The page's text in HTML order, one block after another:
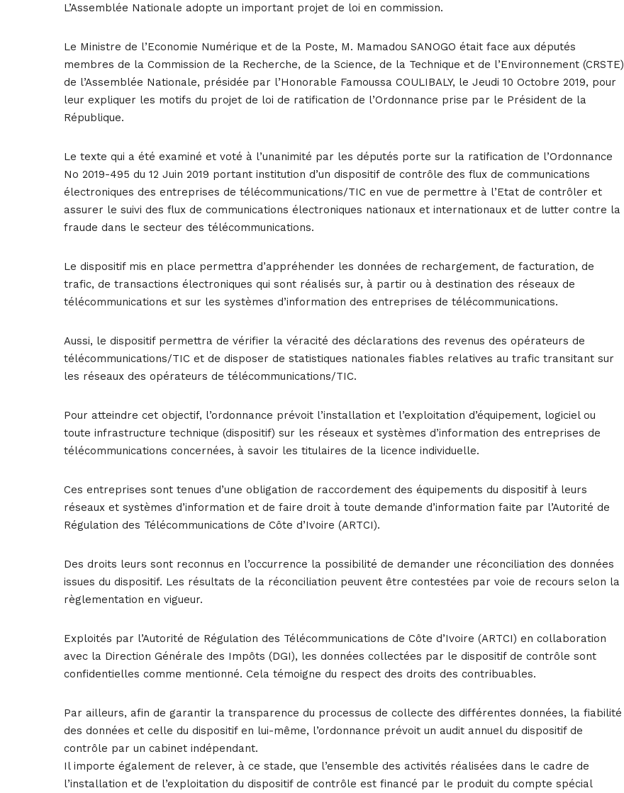
L’Assemblée Nationale adopte un important projet de loi en commission.
Le Ministre de l’Economie Numérique et de la Poste, M. Mamadou SANOGO était face aux députés
membres de la Commission de la Recherche, de la Science, de la Technique et de l’Environnement (CRSTE)
de l’Assemblée Nationale, présidée par l’Honorable Famoussa COULIBALY, le Jeudi 10 Octobre 2019, pour
leur expliquer les motifs du projet de loi de ratification de l’Ordonnance prise par le Président de la
République.
Le texte qui a été examiné et voté à l’unanimité par les députés porte sur la ratification de l’Ordonnance
No 2019-495 du 12 Juin 2019 portant institution d’un dispositif de contrôle des flux de communications
électroniques des entreprises de télécommunications/TIC en vue de permettre à l’Etat de contrôler et
assurer le suivi des flux de communications électroniques nationaux et internationaux et de lutter contre la
fraude dans le secteur des télécommunications.
Le dispositif mis en place permettra d’appréhender les données de rechargement, de facturation, de
trafic, de transactions électroniques qui sont réalisés sur, à partir ou à destination des réseaux de
télécommunications et sur les systèmes d’information des entreprises de télécommunications.
Aussi, le dispositif permettra de vérifier la véracité des déclarations des revenus des opérateurs de
télécommunications/TIC et de disposer de statistiques nationales fiables relatives au trafic transitant sur
les réseaux des opérateurs de télécommunications/TIC.
Pour atteindre cet objectif, l’ordonnance prévoit l’installation et l’exploitation d’équipement, logiciel ou
toute infrastructure technique (dispositif) sur les réseaux et systèmes d’information des entreprises de
télécommunications concernées, à savoir les titulaires de la licence individuelle.
Ces entreprises sont tenues d’une obligation de raccordement des équipements du dispositif à leurs
réseaux et systèmes d’information et de faire droit à toute demande d’information faite par l’Autorité de
Régulation des Télécommunications de Côte d’Ivoire (ARTCI).
Des droits leurs sont reconnus en l’occurrence la possibilité de demander une réconciliation des données
issues du dispositif. Les résultats de la réconciliation peuvent être contestées par voie de recours selon la
règlementation en vigueur.
Exploités par l’Autorité de Régulation des Télécommunications de Côte d’Ivoire (ARTCI) en collaboration
avec la Direction Générale des Impôts (DGI), les données collectées par le dispositif de contrôle sont
confidentielles comme mentionné. Cela témoigne du respect des droits des contribuables.
Par ailleurs, afin de garantir la transparence du processus de collecte des différentes données, la fiabilité
des données et celle du dispositif en lui-même, l’ordonnance prévoit un audit annuel du dispositif de
contrôle par un cabinet indépendant.
Il importe également de relever, à ce stade, que l’ensemble des activités réalisées dans le cadre de
l’installation et de l’exploitation du dispositif de contrôle est financé par le produit du compte spécial